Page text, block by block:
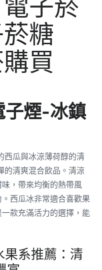
子煙-冰鎮
西瓜與冰涼薄荷醇的清
的清爽混合飲品。清涼
，帶來均衡的熱帶風
西瓜冰非常適合喜歡果
款充滿活力的選擇，能
果系推薦：清